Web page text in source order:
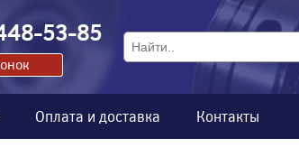
53-85
Оплата и доставка Контакты